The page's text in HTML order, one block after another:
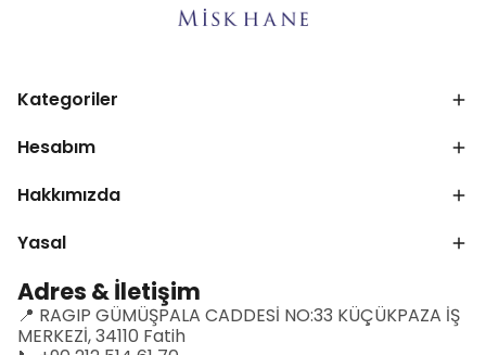
Kategoriler
Hesabım
Hakkımızda
Yasal
Adres & İletişim
📍 RAGIP GÜMÜŞPALA CADDESİ NO:33 KÜÇÜKPAZA İŞ
MERKEZİ, 34110 Fatih